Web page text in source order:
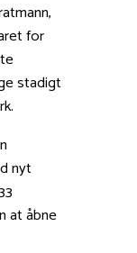
for
stadigt
nyt
at åbne